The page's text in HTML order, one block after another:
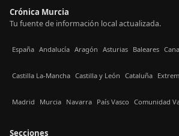
Crónica Murcia
Tu fuente de información local actualizada.
España Andalucía Aragón Asturias Baleares
Castilla La-Mancha Castilla y León Cataluña
Madrid Murcia Navarra País Vasco Comunidad
Secciones